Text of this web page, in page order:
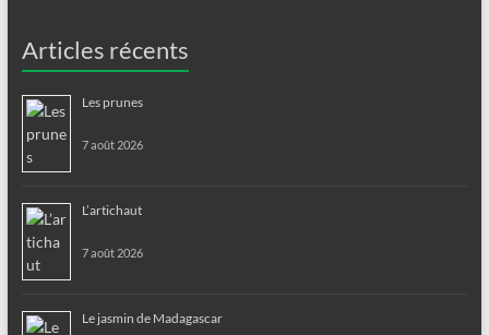
Articles récents
Les prunes
7 août 2026
L’artichaut
7 août 2026
Le jasmin de Madagascar